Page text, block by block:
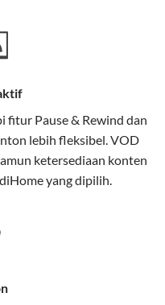
teknologi Fiber To The
hingga ke rumah
beberapa
atau DSL.
fitur Pause & Rewind dan
lebih fleksibel. VOD
ketersediaan konten
yang dipilih.